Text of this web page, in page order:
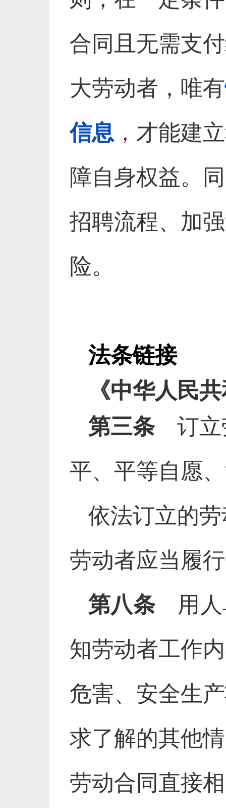
合同且无需支
大劳动者，唯有
信息 ，才能建
障自身权益。
招聘流程、加
险。
法条链接
《中华人民
第三条订立
平、平等自愿
依法订立的
劳动者应当履
第八条用人
知劳动者工作
危害、安全生
求了解的其他
劳动合同直接